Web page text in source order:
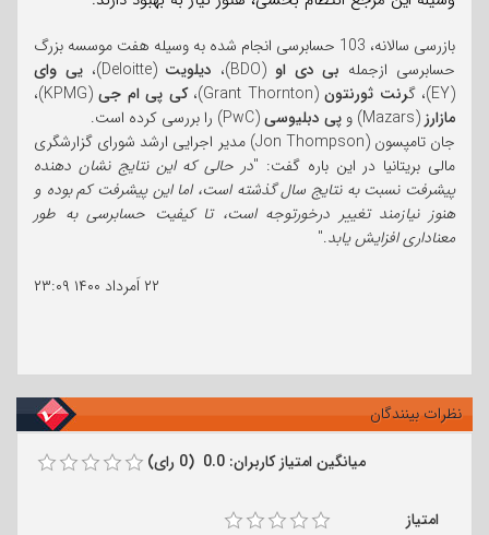
بازرسی سالانه، 103 حسابرسی انجام شده به وسیله هفت موسسه بزرگ
حسابرسی ازجمله بی دی او (BDO)، دیلویت (Deloitte)،
یی وای
(EY)، گ
رنت ثورنتون(Grant Thornton)، کی پی ام جی(KPMG)،
مازارز (Mazars) و پی دبلیوسی(PwC) را بررسی کرده است.
جان تامپسون (Jon Thompson) مدیر اجرایی ارشد شورای گزارشگری
مالی بریتانیا در این باره گفت: "در حالی که این نتایج نشان دهنده
پیشرفت نسبت به نتایج سال گذشته است، اما این پیشرفت کم بوده و
هنوز نیازمند تغییر درخورتوجه است، تا کیفیت حسابرسی به طور
معناداری افزایش یابد."
۲۲ اَمرداد ۱۴۰۰
۲۳:۰۹
نظرات بینندگان
میانگین امتیاز کاربران: 0.0 (0 رای)
امتیاز